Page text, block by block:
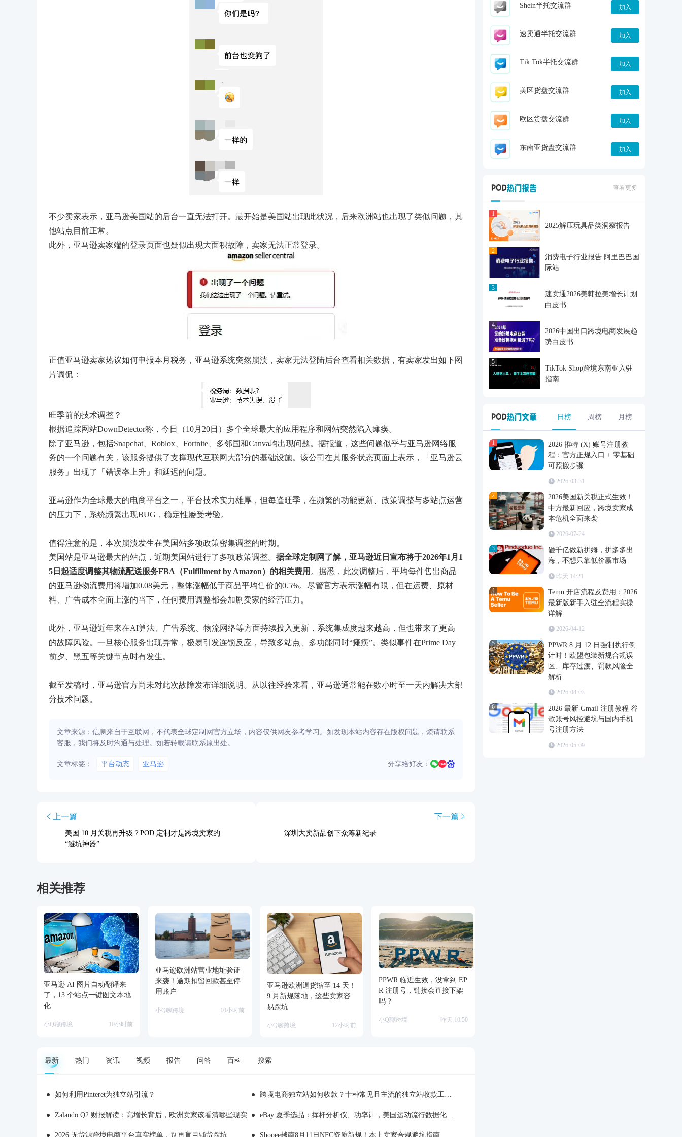
不少卖家表示，亚马逊美国站的后台一直无法打开。最开始是美国站出现此状况，后来欧洲站也出现了类似问题，其
他站点目前正常。
此外，亚马逊卖家端的登录页面也疑似出现大面积故障，卖家无法正常登录。
正值亚马逊卖家热议如何申报本月税务，亚马逊系统突然崩溃，卖家无法登陆后台查看相关数据，有卖家发出如下图
片调侃：
旺季前的技术调整？
根据追踪网站DownDetector称，今日（10月20日）多个全球最大的应用程序和网站突然陷入瘫痪。
除了亚马逊，包括Snapchat、Roblox、Fortnite、多邻国和Canva均出现问题。据报道，这些问题似乎与亚马逊网络服
务的一个问题有关，该服务提供了支撑现代互联网大部分的基础设施。该公司在其服务状态页面上表示，「亚马逊云
服务」出现了「错误率上升」和延迟的问题。
亚马逊作为全球最大的电商平台之一，平台技术实力雄厚，但每逢旺季，在频繁的功能更新、政策调整与多站点运营
的压力下，系统频繁出现BUG，稳定性屡受考验。
值得注意的是，本次崩溃发生在美国站多项政策密集调整的时期。
美国站是亚马逊最大的站点，近期美国站进行了多项政策调整。 据全球定制网了解，亚马逊近日宣布将于2026年1月1
5日起适度调整其物流配送服务FBA（Fulfillment by Amazon）的相关费用 。据悉，此次调整后，平均每件售出商品
的亚马逊物流费用将增加0.08美元，整体涨幅低于商品平均售价的0.5%。尽管官方表示涨幅有限，但在运费、原材
料、广告成本全面上涨的当下，任何费用调整都会加剧卖家的经营压力。
此外，亚马逊近年来在AI算法、广告系统、物流网络等方面持续投入更新，系统集成度越来越高，但也带来了更高
的故障风险。一旦核心服务出现异常，极易引发连锁反应，导致多站点、多功能同时“瘫痪”。类似事件在Prime Day
前夕、黑五等关键节点时有发生。
截至发稿时，亚马逊官方尚未对此次故障发布详细说明。从以往经验来看，亚马逊通常能在数小时至一天内解决大部
分技术问题。
文章来源：信息来自于互联网，不代表全球定制网官方立场，内容仅供网友参考学习。如发现本站内容存在版权问题，烦请联系
客服，我们将及时沟通与处理。如若转载请联系原出处。
文章标签： 平台动态 亚马逊 分享给好友：
上一篇
美国 10 月关税再升级？POD 定制才是跨境卖家的
“避坑神器”
下一篇
深圳大卖新品创下众筹新纪录
相关推荐
亚马逊 AI 图片自动翻译来
了，13 个站点一键图文本地
化
小Q聊跨境 10小时前
亚马逊欧洲站营业地址验证
来袭！逾期扣留回款甚至停
用账户
小Q聊跨境 10小时前
亚马逊欧洲退货缩至 14 天！
9 月新规落地，这些卖家容
易踩坑
小Q聊跨境 12小时前
PPWR 临近生效，没拿到 EP
R 注册号，链接会直接下架
吗？
小Q聊跨境 昨天 10:50
最新 热门 资讯 视频 报告 问答 百科 搜索
如何利用Pinteret为独立站引流？ 跨境电商独立站如何收款？十种常见且主流的独立站收款工具推荐
Zalando Q2 财报解读：高增长背后，欧洲卖家该看清哪些现实 eBay 夏季选品：挥杆分析仪、功率计，美国运动流行数据化消费
2026 无货源跨境电商平台真实榜单，别再盲目铺货踩坑 Shopee越南8月11日NFC资质新规！本土卖家合规避坑指南
Shein半托交流群 加入
速卖通半托交流群 加入
Tik Tok半托交流群 加入
美区货盘交流群 加入
欧区货盘交流群 加入
东南亚货盘交流群 加入
查看更多
1
2025解压玩具品类洞察报告
2
消费电子行业报告 阿里巴巴国
际站
3
速卖通2026美韩拉美增长计划
白皮书
4
2026中国出口跨境电商发展趋
势白皮书
5
TikTok Shop跨境东南亚入驻
指南
日榜 周榜 月榜
1
2026 推特 (X) 账号注册教
程：官方正规入口 + 零基础
可照搬步骤
2026-03-31
2
2026美国新关税正式生效！
中方最新回应，跨境卖家成
本危机全面来袭
2026-07-24
3
砸千亿做新拼姆，拼多多出
海，不想只靠低价赢市场
昨天 14:21
4
Temu 开店流程及费用：2026
最新版新手入驻全流程实操
详解
2026-04-12
5
PPWR 8 月 12 日强制执行倒
计时！欧盟包装新规合规误
区、库存过渡、罚款风险全
解析
2026-08-03
6
2026 最新 Gmail 注册教程 谷
歌账号风控避坑与国内手机
号注册方法
2026-05-09